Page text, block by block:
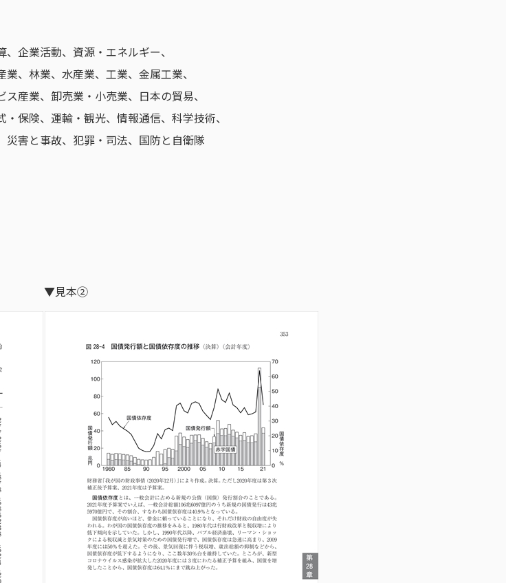
企業活動、資源・エネルギー、
、林業、水産業、工業、金属工業、
産業、卸売業・小売業、日本の貿易、
保険、運輸・観光、情報通信、科学技術、
害と事故、犯罪・司法、国防と自衛隊
▼見本②